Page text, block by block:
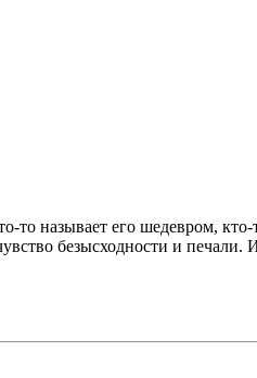
называет его шедевром, кто-
безысходности и печали.